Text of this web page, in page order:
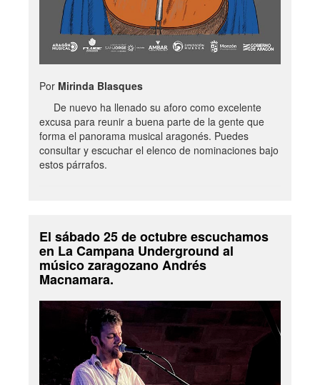
Por Mirinda Blasques
De nuevo ha llenado su aforo como excelente
excusa para reunir a buena parte de la gente que
forma el panorama musical aragonés. Puedes
consultar y escuchar el elenco de nominaciones bajo
estos párrafos.
El sábado 25 de octubre escuchamos
en La Campana Underground al
músico zaragozano Andrés
Macnamara.